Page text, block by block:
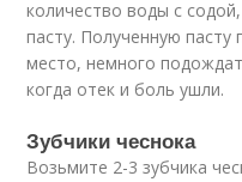
количество воды с
пасту. Полученную
место, немного
когда отек и боль ушли.
Зубчики чеснока
Возьмите 2-3 зубчика